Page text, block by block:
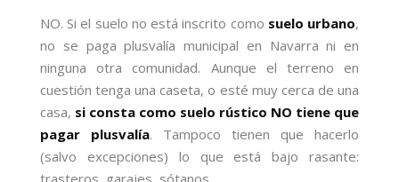
NO. Si el suelo no está inscrito como suelo urbano,
no se paga plusvalía municipal en Navarra ni en
ninguna otra comunidad. Aunque el terreno en
cuestión tenga una caseta, o esté muy cerca de una
casa, si consta como suelo rústico NO tiene que
pagar plusvalía. Tampoco tienen que hacerlo
(salvo excepciones) lo que está bajo rasante:
trasteros, garajes, sótanos…